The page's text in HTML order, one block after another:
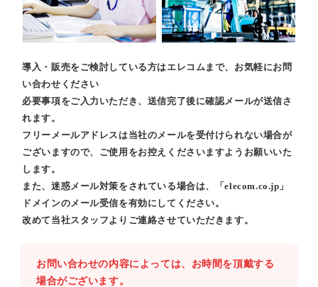
導入・販売をご検討している方はエレコムまで、お気軽にお問
い合わせください
必要事項をご入力いただき、送信完了後に確認メールが送信さ
れます。
フリーメールアドレスは当社のメールを受付けられない場合が
ございますので、ご使用をお控えくださいますようお願いいた
します。
また、迷惑メール対策をされている場合は、「elecom.co.jp」
ドメインのメール受信を有効にしてください。
改めて当社スタッフよりご連絡させていただきます。
お問い合わせの内容によっては、お時間を頂戴する
場合がございます。